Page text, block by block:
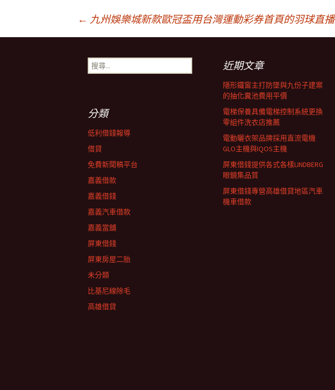
← 九州娛樂城新款歐冠盃用台灣運動彩券首頁的羽球直播
搜
尋
近期文章
隱形鐵窗主打防墜與九份子建案
的抽化糞池費用平價
電梯保養具備電梯控制系統更換
零組件洗衣店推薦
電動曬衣架品牌採用直流電機
GLO主機與IQOS主機
屏東借錢提供各式各樣LINDBERG
眼鏡集品質
屏東借錢專營高雄借貸地區汽車
機車借款
分類
低利借錢報導
借貸
免費新聞稿平台
嘉義借款
嘉義借錢
嘉義汽車借款
嘉義當舖
屏東借錢
屏東房屋二胎
未分類
比基尼線除毛
高雄借貸